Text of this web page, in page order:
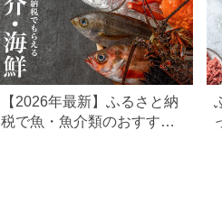
【2026年最新】ふるさと納
税で魚・魚介類のおすすめ